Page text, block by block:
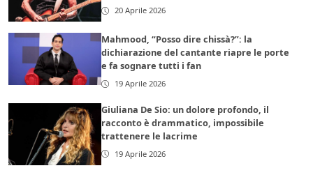
20 Aprile 2026
Mahmood, “Posso dire chissà?”: la
dichiarazione del cantante riapre le porte
e fa sognare tutti i fan
19 Aprile 2026
Giuliana De Sio: un dolore profondo, il
racconto è drammatico, impossibile
trattenere le lacrime
19 Aprile 2026